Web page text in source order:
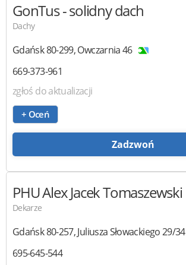
GonTus- solidny dach
Dachy
Gdańsk80-299,Owczarnia 46
669-373-961
zgłoś do aktualizacji
+ Oceń
Zadzwoń
PHU AlexJacek Tomaszewski
Dekarze
Gdańsk80-257,Juliusza Słowackiego 29/34
695-645-544